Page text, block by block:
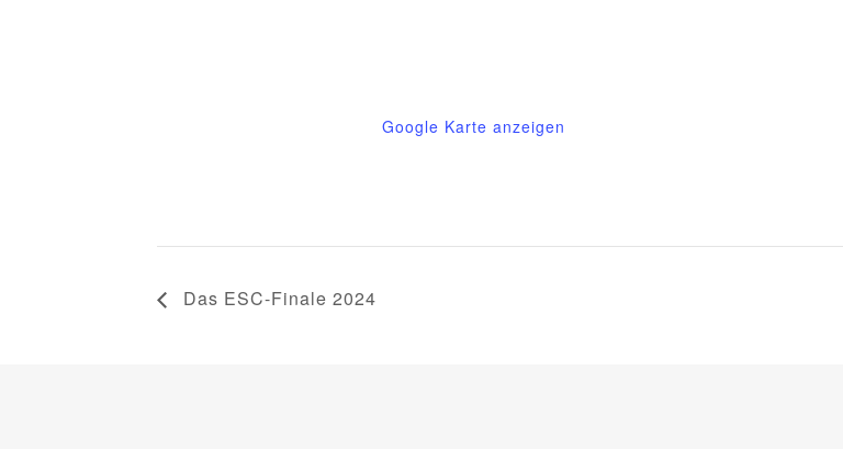
Google Karte anzeigen
Das ESC-Finale 2024